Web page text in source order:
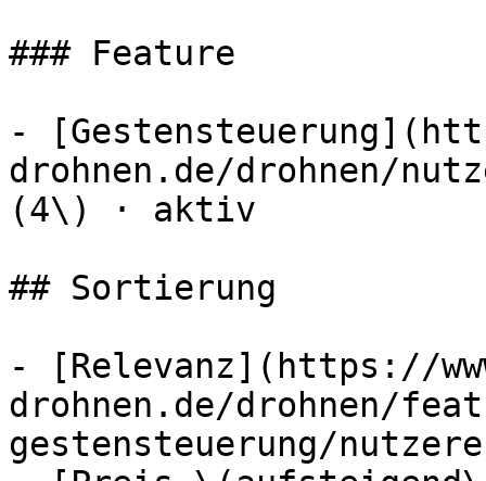
### Feature
-
drohnen.de/drohnen/
(4\) · aktiv
## Sortierung
- [Relevanz](https://
drohnen.de/drohnen/
gestensteuerung/